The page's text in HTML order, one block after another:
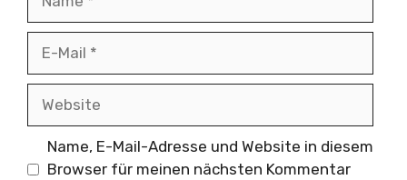
Name, E-Mail-Adresse und Website in diesem
Browser für meinen nächsten Kommentar